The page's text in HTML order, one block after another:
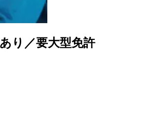
り／要大型免許